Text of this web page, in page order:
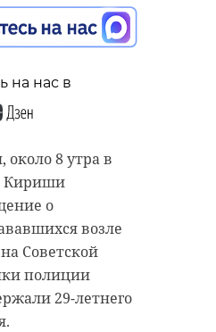
на нас в
около 8 утра в
Кириши
о
возле
Советской
полиции
29-летнего
нас в
июня, по случаю
Дня защиты
будет
запрет на
в
в
ожидается
погода.
возможны
дожди, а ночью
опустится